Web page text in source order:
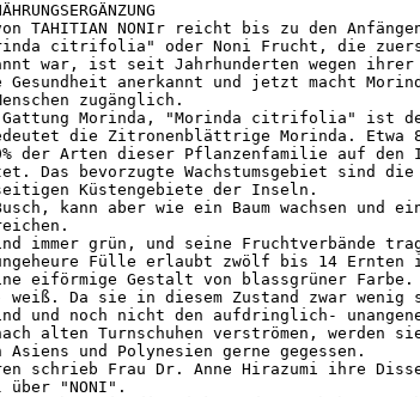
TAHITIAN NONIr reicht bis zu den
citrifolia" oder Noni Frucht, die
war, ist seit Jahrhunderten wegen
anerkannt und jetzt macht
zugänglich.
Morinda, "Morinda citrifolia" ist der
die Zitronenblättrige Morinda. Etwa
der Arten dieser Pflanzenfamilie auf den
Das bevorzugte Wachstumsgebiet sind
Küstengebiete der Inseln.
kann aber wie ein Baum wachsen und
immer grün, und seine Fruchtverbände
Fülle erlaubt zwölf bis 14 Ernten
eiförmige Gestalt von blassgrüner
Da sie in diesem Zustand zwar wenig
und noch nicht den aufdringlich-
alten Turnschuhen verströmen, werden
Asiens und Polynesien gerne gegessen.
schrieb Frau Dr. Anne Hirazumi ihre
"NONI".